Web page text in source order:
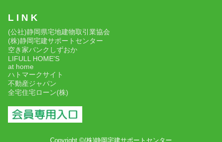
L I N K
(公社)静岡県宅地建物取引業協会
(株)静岡宅建サポートセンター
空き家バンクしずおか
LIFULL HOME'S
at home
ハトマークサイト
不動産ジャパン
全宅住宅ローン(株)
Copyright ©(株)静岡宅建サポートセンター